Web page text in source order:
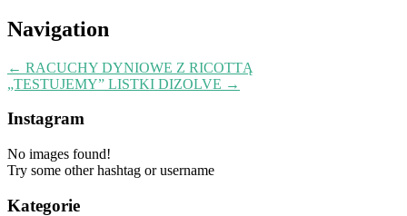
Navigation
← RACUCHY DYNIOWE Z RICOTTĄ
„TESTUJEMY” LISTKI DIZOLVE →
Instagram
No images found!
Try some other hashtag or username
Kategorie